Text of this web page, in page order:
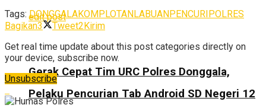
edit post
Gerak Cepat Tim URC Polres Donggala,
Pelaku Pencurian Tab Android SD Negeri 12
Tags: DONGGALAKOMPLOTAN LABUAN PENCURI POLRES
Bagikan3 Tweet2 Kirim
Get real time update about this post categories directly on
your device, subscribe now.
Unsubscribe